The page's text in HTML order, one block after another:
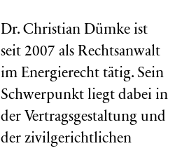
Dr. Christian Dümke ist
seit 2007 als Rechtsanwalt
im Energierecht tätig. Sein
Schwerpunkt liegt dabei in
der Vertragsgestaltung und
der zivilgerichtlichen